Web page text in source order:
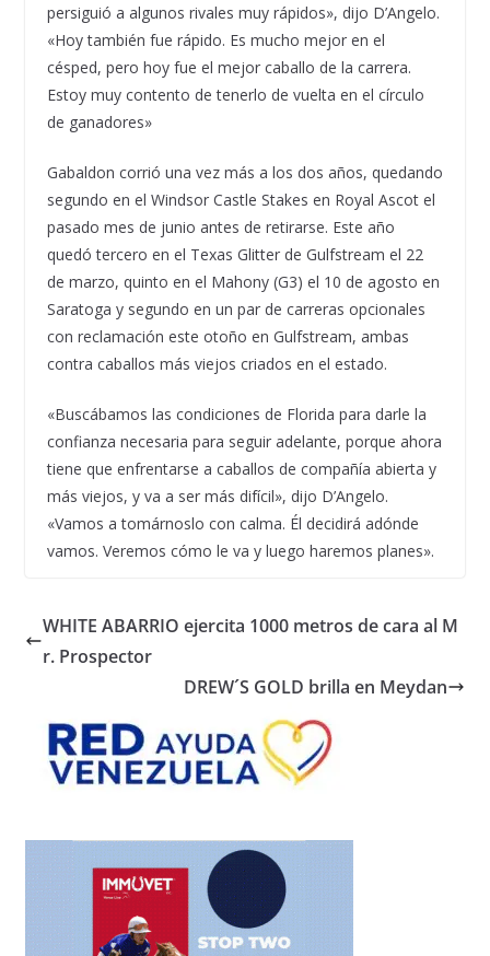
persiguió a algunos rivales muy rápidos», dijo D’Angelo.
«Hoy también fue rápido. Es mucho mejor en el
césped, pero hoy fue el mejor caballo de la carrera.
Estoy muy contento de tenerlo de vuelta en el círculo
de ganadores»
Gabaldon corrió una vez más a los dos años, quedando
segundo en el Windsor Castle Stakes en Royal Ascot el
pasado mes de junio antes de retirarse. Este año
quedó tercero en el Texas Glitter de Gulfstream el 22
de marzo, quinto en el Mahony (G3) el 10 de agosto en
Saratoga y segundo en un par de carreras opcionales
con reclamación este otoño en Gulfstream, ambas
contra caballos más viejos criados en el estado.
«Buscábamos las condiciones de Florida para darle la
confianza necesaria para seguir adelante, porque ahora
tiene que enfrentarse a caballos de compañía abierta y
más viejos, y va a ser más difícil», dijo D’Angelo.
«Vamos a tomárnoslo con calma. Él decidirá adónde
vamos. Veremos cómo le va y luego haremos planes».
WHITE ABARRIO ejercita 1000 metros de cara al M
r. Prospector
DREW´S GOLD brilla en Meydan